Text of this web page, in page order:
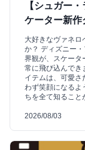
【シュガー
ケーター新作
大好きなヴァネロ
か？ ディズニー
界観が、スケータ
常に飛び込んでき
イテムは、可愛さ
わず笑顔になるよ
ちを全て知ること
2026/08/03